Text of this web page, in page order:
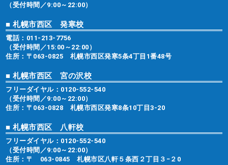
（受付時間／9:00～22:00）
■ 札幌市西区 発寒校
電話： 011-213-7756
（受付時間／15:00～22:00）
住所：〒063-0825 札幌市西区発寒5条4丁目1番48号
■ 札幌市西区 宮の沢校
フリーダイヤル： 0120-552-540
（受付時間／9:00～22:00）
住所：〒063-0828 札幌市西区発寒8条10丁目3-20
■ 札幌市西区 八軒校
フリーダイヤル： 0120-552-540
（受付時間／9:00～22:00）
住所：〒 063-0845 札幌市区八軒５条西２丁目３−２0